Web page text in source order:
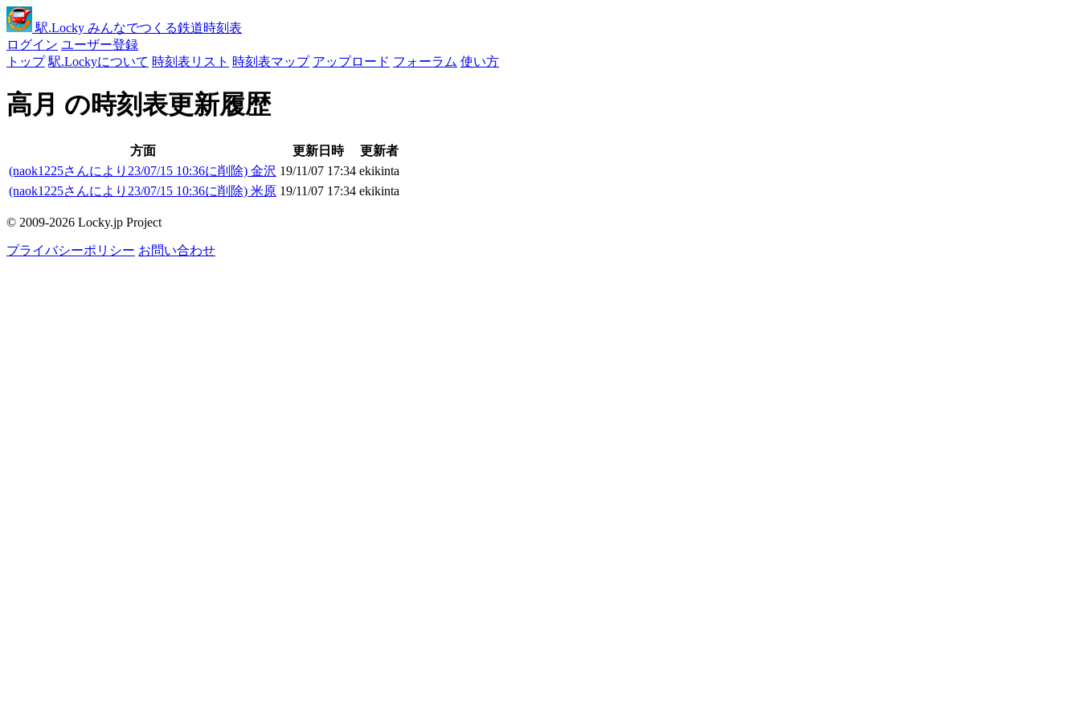
駅.Locky みんなでつくる鉄道時刻表
ログイン ユーザー登録
トップ 駅.Lockyについて 時刻表リスト 時刻表マップ アップロード フォーラム 使い方
高月 の時刻表更新履歴
方面 更新日時
更新者
(naok1225さんにより23/07/15 10:36に削除) 金沢 19/11/07 17:34 ekikinta
(naok1225さんにより23/07/15 10:36に削除) 米原 19/11/07 17:34 ekikinta
© 2009-2026 Locky.jp Project
プライバシーポリシー お問い合わせ